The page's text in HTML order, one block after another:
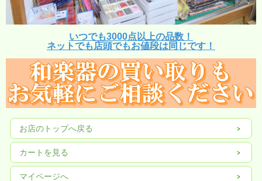
いつでも3000点以上の品数！
ネットでも店頭でもお値段は同じです！
お店のトップへ戻る
カートを見る
マイページへ